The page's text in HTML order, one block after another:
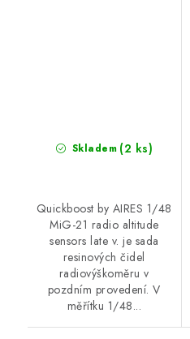
Skladem (2 ks)
Quickboost by AIRES 1/48
MiG-21 radio altitude
sensors late v. je sada
resinových čidel
radiovýškoměru v
pozdním provedení. V
měřítku 1/48...